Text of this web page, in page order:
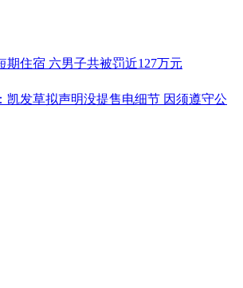
期住宿 六男子共被罚近127万元
凯发草拟声明没提售电细节 因须遵守公